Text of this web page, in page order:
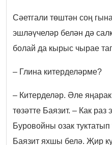
Сәетгали төштән соң
эшләүчеләр белән дә
болай да кырыс чырае
– Глина китерделәрме?
– Китерделәр. Әле
төзәтте Баязит. – Как
Буровойны озак
Баязит яхшы белә. Җир